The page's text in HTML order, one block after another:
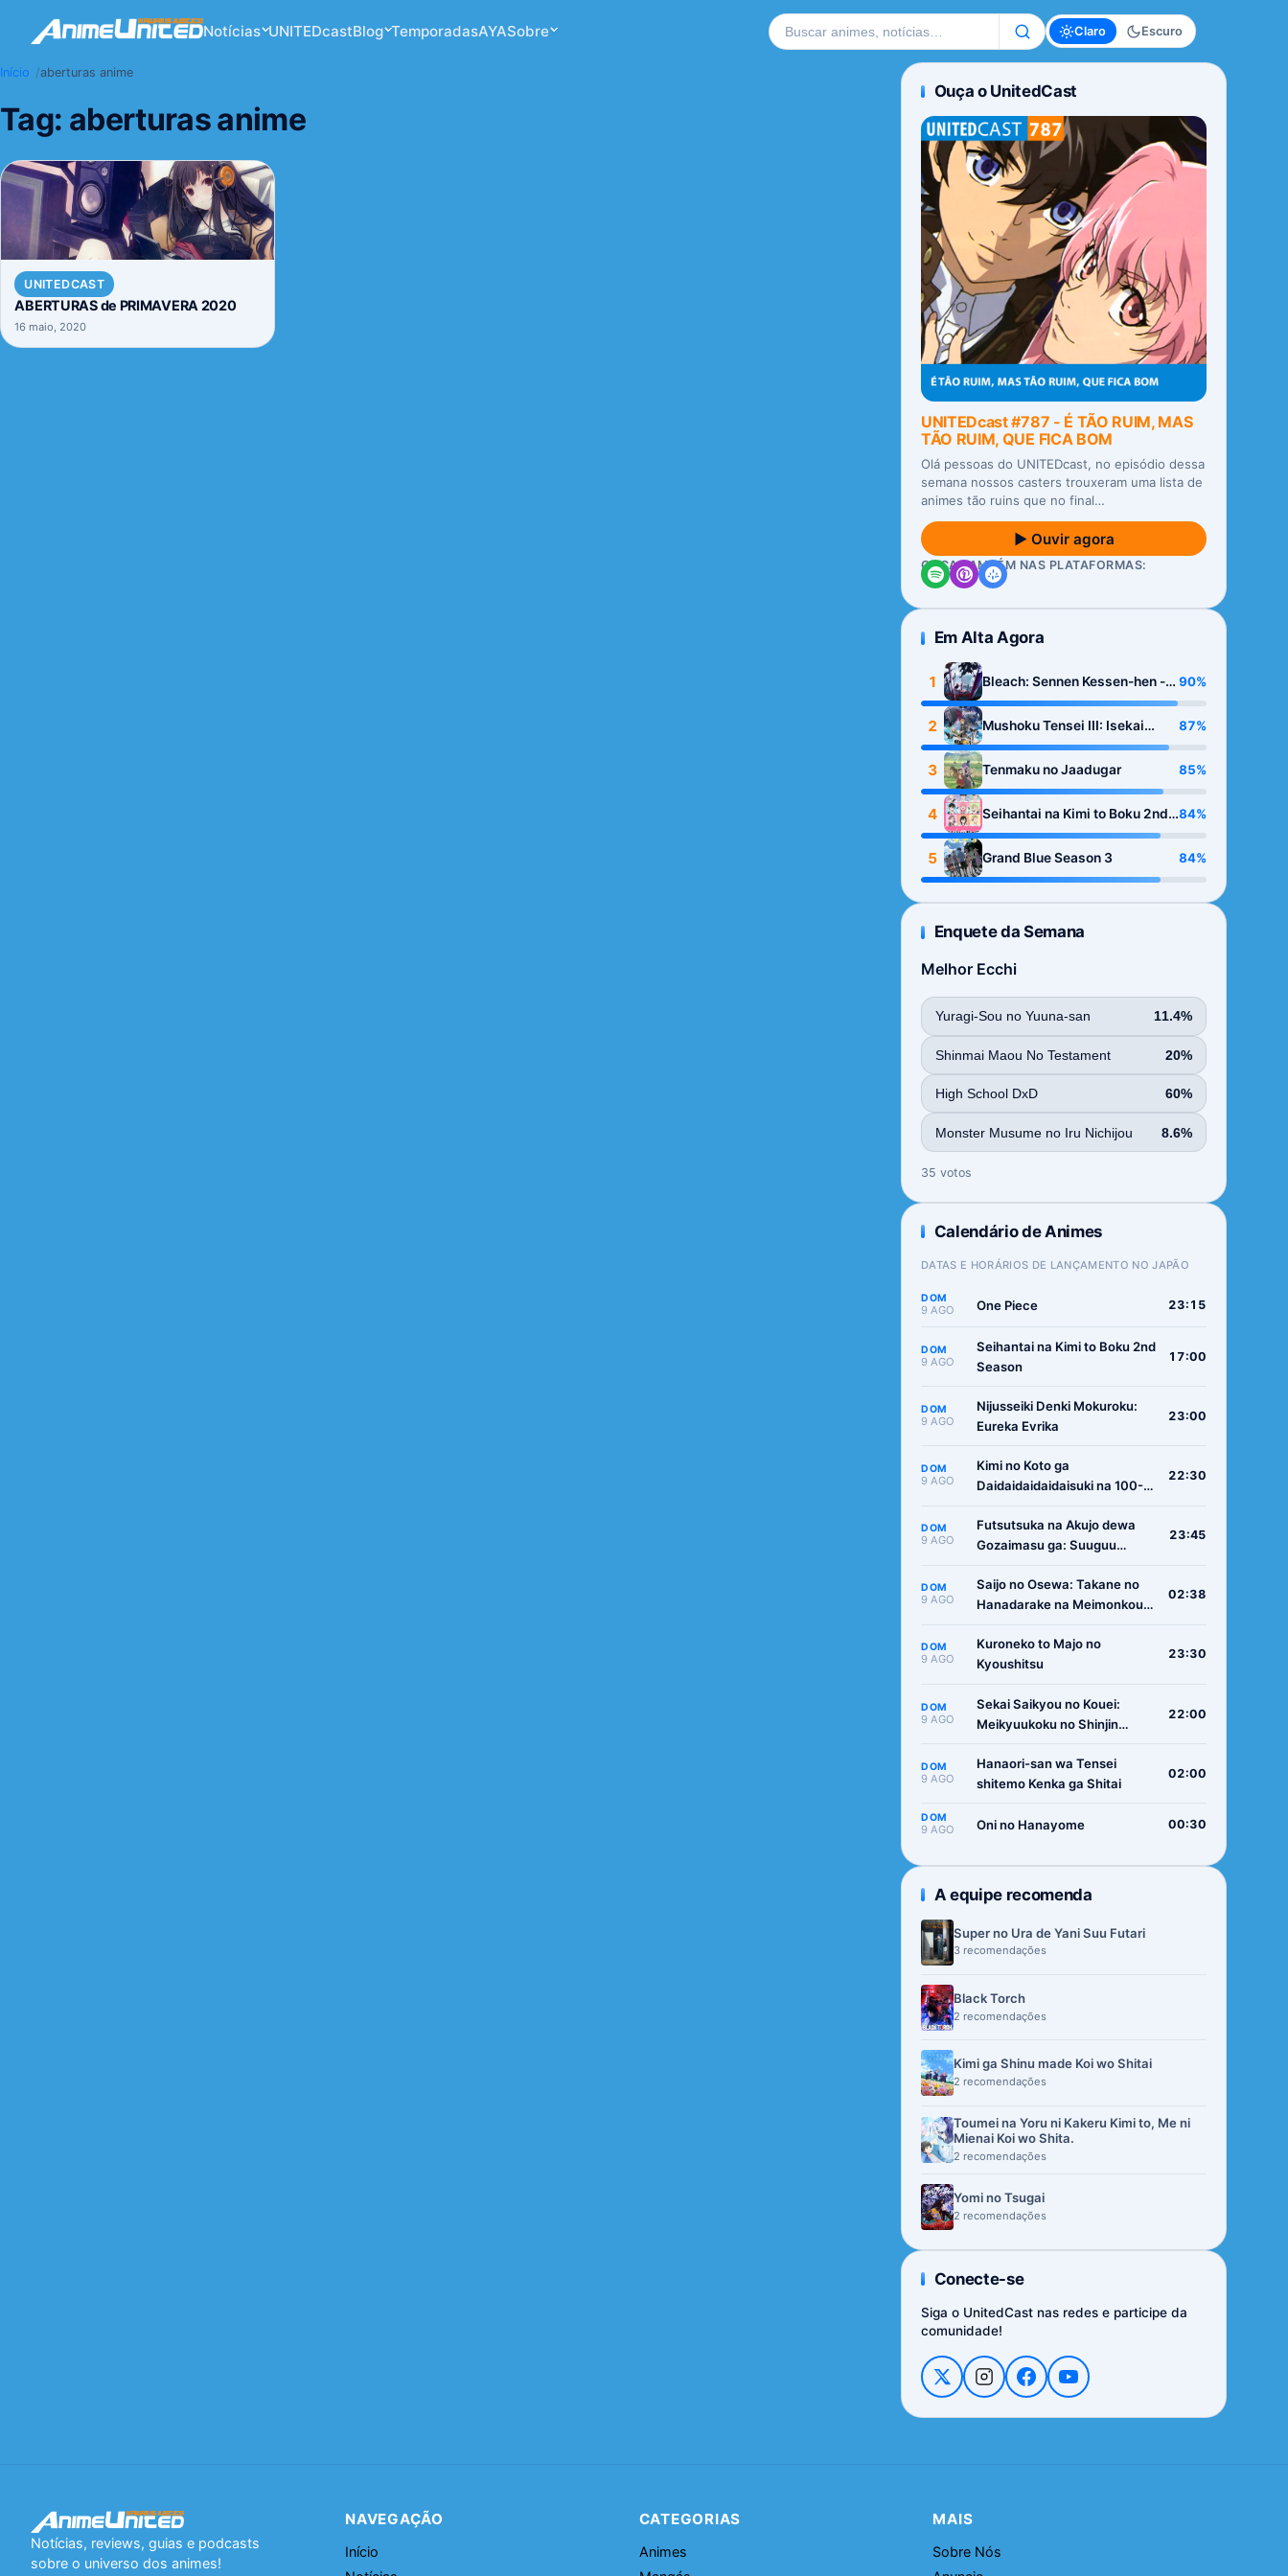
Notícias UNITEDcastBlog TemporadasAYASobre Buscar no site Claro Escuro
Início aberturas anime
Tag: aberturas anime
UNITEDCAST
ABERTURAS de PRIMAVERA 2020
16 maio, 2020
Ouça o UnitedCast
UNITEDcast #787 - É TÃO RUIM, MAS
TÃO RUIM, QUE FICA BOM
Olá pessoas do UNITEDcast, no episódio dessa
semana nossos casters trouxeram uma lista de
animes tão ruins que no final…
▶ Ouvir agora
OUÇA TAMBÉM NAS PLATAFORMAS:
Em Alta Agora
1
Bleach: Sennen Kessen-hen -
Kashin-tan
90%
2
Mushoku Tensei III: Isekai
Ittara Honki Dasu
87%
3 Tenmaku no Jaadugar 85%
4
Seihantai na Kimi to Boku 2nd
Season
84%
5 Grand Blue Season 3 84%
Enquete da Semana
Melhor Ecchi
Yuragi-Sou no Yuuna-san 11.4%
Shinmai Maou No Testament 20%
High School DxD 60%
Monster Musume no Iru Nichijou 8.6%
35 votos
Calendário de Animes
DATAS E HORÁRIOS DE LANÇAMENTO NO JAPÃO
DOM
9 AGO One Piece 23:15
DOM
9 AGO
Seihantai na Kimi to Boku 2nd
Season
17:00
DOM
9 AGO
Nijusseiki Denki Mokuroku:
Eureka Evrika
23:00
DOM
9 AGO
Kimi no Koto ga
Daidaidaidaidaisuki na 100-
22:30
DOM
9 AGO
Futsutsuka na Akujo dewa
Gozaimasu ga: Suuguu
23:45
DOM
9 AGO
Saijo no Osewa: Takane no
Hanadarake na Meimonkou
(Seikatsu Nouryoku Kaimu)
wo Kagenagara Osewa suru
02:38
DOM
9 AGO
Kuroneko to Majo no
Kyoushitsu
23:30
DOM
9 AGO
Sekai Saikyou no Kouei:
Meikyuukoku no Shinjin
22:00
DOM
9 AGO
Hanaori-san wa Tensei
shitemo Kenka ga Shitai
02:00
DOM
9 AGO Oni no Hanayome 00:30
A equipe recomenda
Super no Ura de Yani Suu Futari
3 recomendações
Black Torch
2 recomendações
Kimi ga Shinu made Koi wo Shitai
2 recomendações
Toumei na Yoru ni Kakeru Kimi to, Me ni
Mienai Koi wo Shita.
2 recomendações
Yomi no Tsugai
2 recomendações
Conecte-se
Siga o UnitedCast nas redes e participe da
comunidade!
Notícias, reviews, guias e podcasts
sobre o universo dos animes!
NAVEGAÇÃO
Início
CATEGORIAS
Animes
MAIS
Sobre Nós